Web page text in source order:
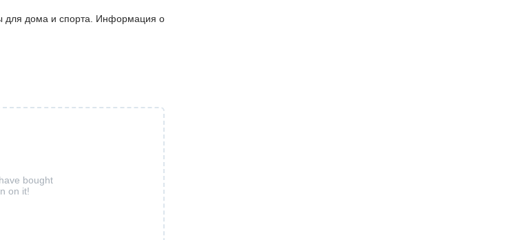
для дома и спорта. Информация о
bought
on it!